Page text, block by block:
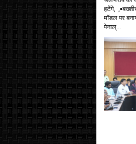
हटेंगे,
मॉडल पर
पेनाल्...